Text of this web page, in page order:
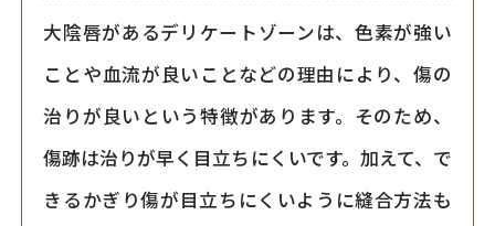
大陰唇があるデリケートゾーンは、色素が強い
ことや血流が良いことなどの理由により、傷の
治りが良いという特徴があります。そのため、
傷跡は治りが早く目立ちにくいです。加えて、で
きるかぎり傷が目立ちにくいように縫合方法も